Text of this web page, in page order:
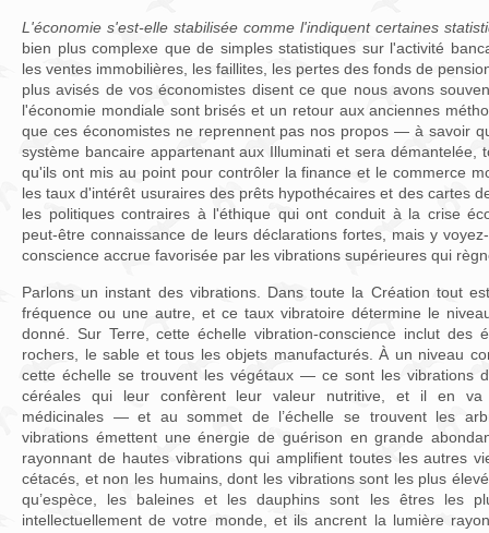
L'économie s'est-elle stabilisée comme l'indiquent certaines
bien plus complexe que de simples statistiques sur l'activité
les ventes immobilières, les faillites, les pertes des fonds de
plus avisés de vos économistes disent ce que nous avons
l'économie mondiale sont brisés et un retour aux anciennes
que ces économistes ne reprennent pas nos propos — à savoir
système bancaire appartenant aux Illuminati et sera démantelée,
qu'ils ont mis au point pour contrôler la finance et le commerce
les taux d'intérêt usuraires des prêts hypothécaires et des cartes
les politiques contraires à l'éthique qui ont conduit à la crise
peut-être connaissance de leurs déclarations fortes, mais y
conscience accrue favorisée par les vibrations supérieures qui
Parlons un instant des vibrations. Dans toute la Création tout
fréquence ou une autre, et ce taux vibratoire détermine le
donné. Sur Terre, cette échelle vibration-conscience inclut des
rochers, le sable et tous les objets manufacturés. À un niveau
cette échelle se trouvent les végétaux — ce sont les vibrations
céréales qui leur confèrent leur valeur nutritive, et il en
médicinales — et au sommet de l’échelle se trouvent les
vibrations émettent une énergie de guérison en grande
rayonnant de hautes vibrations qui amplifient toutes les autres
cétacés, et non les humains, dont les vibrations sont les plus
qu’espèce, les baleines et les dauphins sont les êtres les
intellectuellement de votre monde, et ils ancrent la lumière